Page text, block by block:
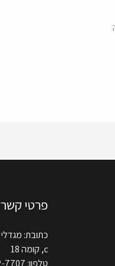
פרטי קשר
c, קומה 18
טלפון: 03-752-7707​